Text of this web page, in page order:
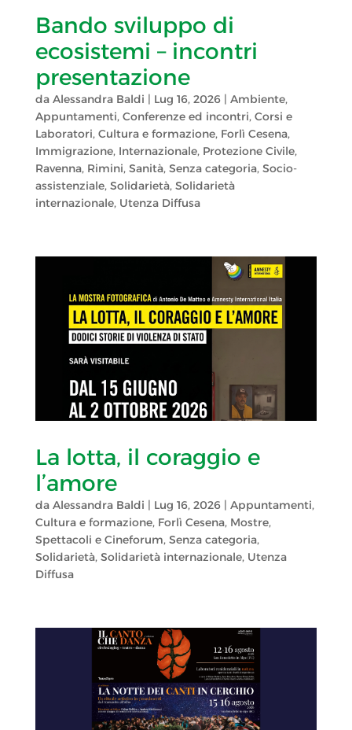
Bando sviluppo di
ecosistemi – incontri
presentazione
da Alessandra Baldi | Lug 16, 2026| Ambiente,
Appuntamenti, Conferenze ed incontri, Corsi e
Laboratori, Cultura e formazione, Forlì Cesena,
Immigrazione, Internazionale, Protezione Civile,
Ravenna, Rimini, Sanità, Senza categoria, Socio-
assistenziale, Solidarietà, Solidarietà
internazionale, Utenza Diffusa
La lotta, il coraggio e
l’amore
da Alessandra Baldi | Lug 16, 2026| Appuntamenti,
Cultura e formazione, Forlì Cesena, Mostre,
Spettacoli e Cineforum, Senza categoria,
Solidarietà, Solidarietà internazionale, Utenza
Diffusa